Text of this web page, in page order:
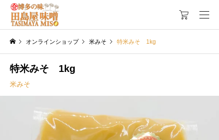
オンラインショップ 米みそ 特米みそ 1kg
特米みそ 1kg
米みそ